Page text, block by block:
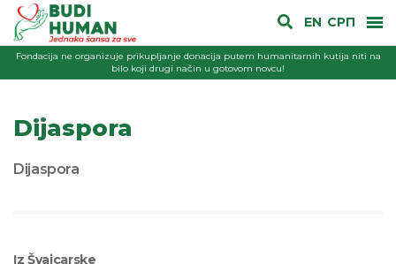
EN СРП
Fondacija ne organizuje prikupljanje donacija putem humanitarnih kutija niti na
bilo koji drugi način u gotovom novcu!
Dijaspora
Dijaspora
Iz Švajcarske